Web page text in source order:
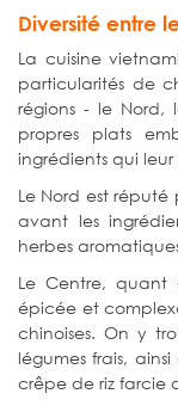
Diversité entre
La cuisine
particularités de
régions - le
propres plats
ingrédients qui leur
Le Nord est réputé
avant les
herbes
Le Centre, quant
épicée et
chinoises. On y
légumes frais,
crêpe de riz farcie